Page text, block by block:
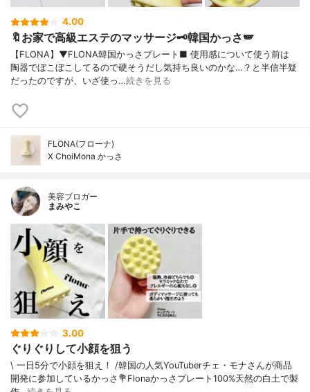
4.00
🔖お家で高級エステのマッサージ🗝韓国かっさ🪽
【FLONA】▼FLONA韓国かっさプレート■ 使用感について使う前は
陶器でぼこぼこしてるので硬そうだし気持ち良いのかな…？と半信半疑
だったのですが、いざ使っ…続きを見る
FLONA(フローナ)
X ChoiMona かっさ
美容ブロガー
まみやこ
3.00
ぐりぐりして小顔を狙う
\ 一日5分で小顔を狙え！ /⁡韓国の人気YouTuberチェ・モナさんが商品
開発に参加しているかっさ⁡⁡💐Flonaかっさプレート⁡⁡100%天然の白土で製